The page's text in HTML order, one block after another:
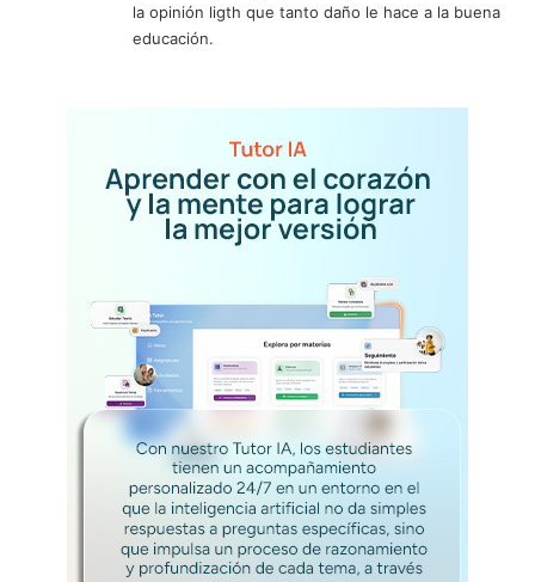
la opinión ligth que tanto daño le hace a la buena
educación.